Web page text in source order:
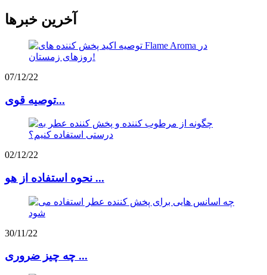
آخرین خبرها
07/12/22
توصیه قوی...
02/12/22
نحوه استفاده از هو ...
30/11/22
چه چیز ضروری ...